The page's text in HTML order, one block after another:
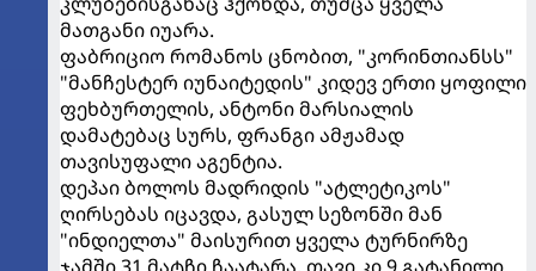
მათგანი იუარა.
ფაბრიციო რომანოს ცნობით, "კორინთიანსს"
"მანჩესტერ იუნაიტედის" კიდევ ერთი ყოფილი
ფეხბურთელის, ანტონი მარსიალის
დამატებაც სურს, ფრანგი ამჟამად
თავისუფალი აგენტია.
დეპაი ბოლოს მადრიდის "ატლეტიკოს"
ღირსებას იცავდა, გასულ სეზონში მან
"ინდიელთა" მაისურით ყველა ტურნირზე